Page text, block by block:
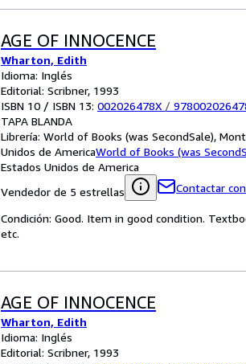
AGE OF INNOCENCE
Wharton, Edith
Idioma: Inglés
Editorial: Scribner, 1993
ISBN 10 / ISBN 13: 002026478X /
TAPA BLANDA
Librería: World of Books (was SecondSale),
Unidos de AmericaWorld of Books (was
Estados Unidos de America
Vendedor de 5 estrellas
Contactar
Condición: Good. Item in good condition.
etc.
AGE OF INNOCENCE
Wharton, Edith
Idioma: Inglés
Editorial: Scribner, 1993